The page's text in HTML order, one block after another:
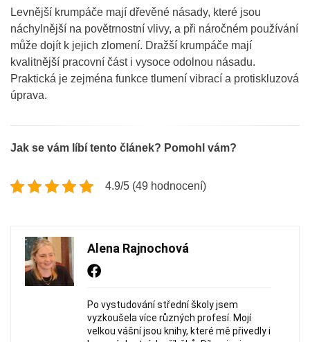
Levnější krumpáče mají dřevěné násady, které jsou
náchylnější na povětrnostní vlivy, a při náročném používání
může dojít k jejich zlomení. Dražší krumpáče mají
kvalitnější pracovní část i vysoce odolnou násadu.
Praktická je zejména funkce tlumení vibrací a protiskluzová
úprava.
Jak se vám líbí tento článek? Pomohl vám?
4.9/5 (49 hodnocení)
Alena Rajnochová
Po vystudování střední školy jsem
vyzkoušela více různých profesí. Mojí
velkou vášní jsou knihy, které mě přivedly i